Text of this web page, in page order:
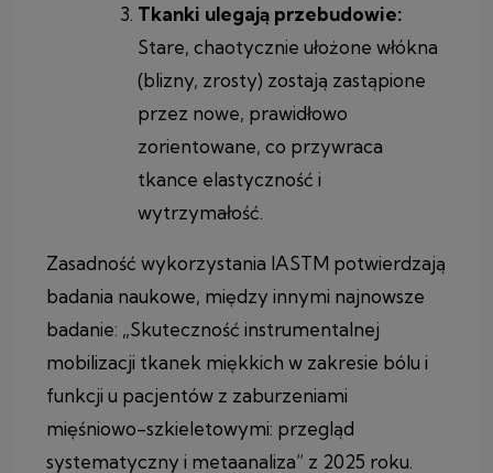
Tkanki ulegają przebudowie:
Stare, chaotycznie ułożone włókna
(blizny, zrosty) zostają zastąpione
przez nowe, prawidłowo
zorientowane, co przywraca
tkance elastyczność i
wytrzymałość.
Zasadność wykorzystania IASTM potwierdzają
badania naukowe, między innymi najnowsze
badanie: „Skuteczność instrumentalnej
mobilizacji tkanek miękkich w zakresie bólu i
funkcji u pacjentów z zaburzeniami
mięśniowo-szkieletowymi: przegląd
systematyczny i metaanaliza” z 2025 roku.